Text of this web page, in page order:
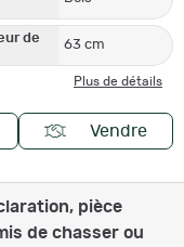
de
63 cm
Plus de détails
Vendre
pièce
de chasser ou